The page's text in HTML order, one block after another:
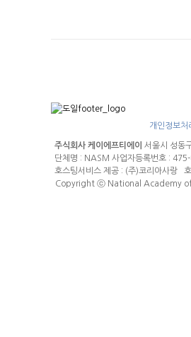
개인정보처
주식회사 케이에프티에이 서울시 성동
단체명 : NASM 사업자등록번호 :
호스팅서비스 제공 : (주)코리아사랑
Copyright ⓒ National Academy